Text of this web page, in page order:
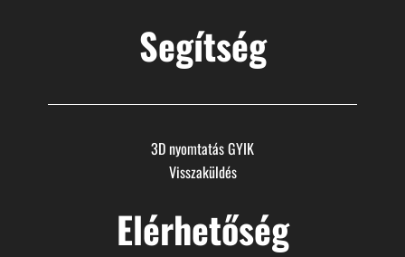
Segítség
3D nyomtatás GYIK
Visszaküldés
Elérhetőség